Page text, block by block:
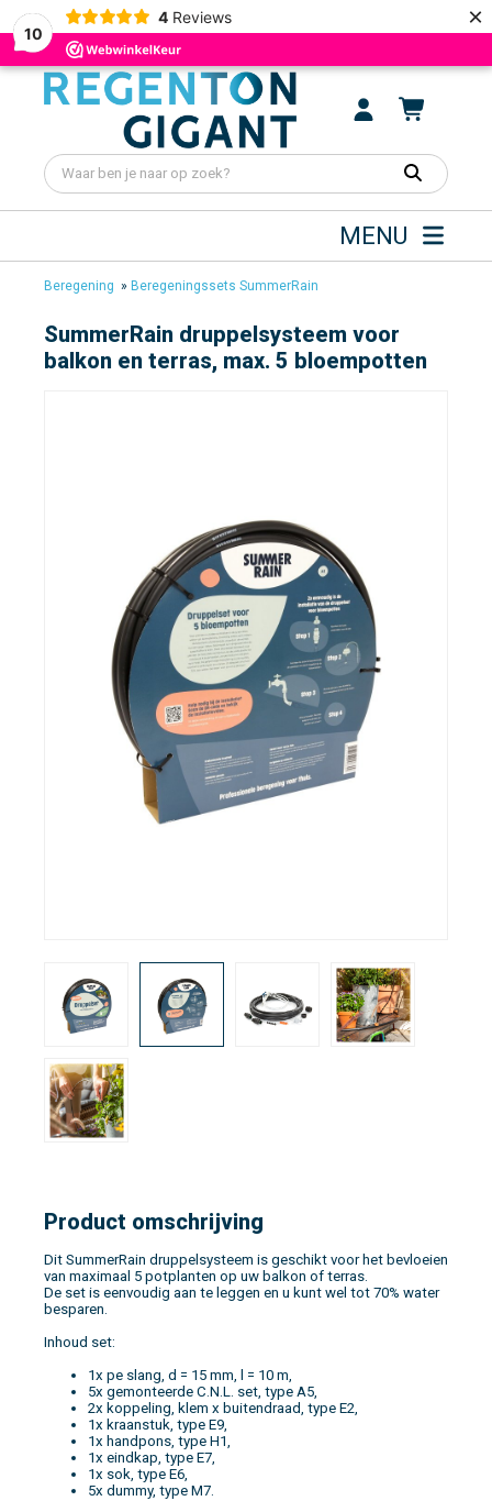
10
4 Reviews ×
MENU
Beregening » Beregeningssets SummerRain
SummerRain druppelsysteem voor
balkon en terras, max. 5 bloempotten
Product omschrijving
Dit SummerRain druppelsysteem is geschikt voor het bevloeien
van maximaal 5 potplanten op uw balkon of terras.
De set is eenvoudig aan te leggen en u kunt wel tot 70% water
besparen.
Inhoud set:
1x pe slang, d = 15 mm, l = 10 m,
5x gemonteerde C.N.L. set, type A5,
2x koppeling, klem x buitendraad, type E2,
1x kraanstuk, type E9,
1x handpons, type H1,
1x eindkap, type E7,
1x sok, type E6,
5x dummy, type M7.